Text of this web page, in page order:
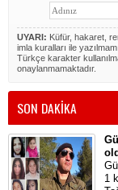
UYARI: Küfür, hakaret,
imla kuralları ile
Türkçe karakter
onaylanmamaktadır.
SON DAKİKA
1